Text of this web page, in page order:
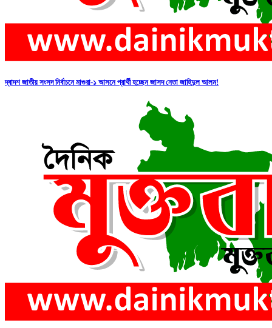
দ্বাদশ জাতীয় সংসদ নির্বাচনে মাগুরা-১ আসনে প্রার্থী হচ্ছেন জাসদ নেতা জাহিদুল আলম!